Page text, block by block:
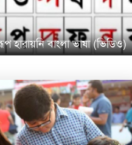
হারায়নি বাংলা ভাষা (ভিডিও)